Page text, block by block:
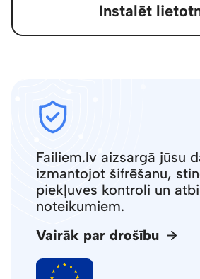
Instalēt
Failiem.lv aizsargā jūsu
izmantojot šifrēšanu,
piekļuves kontroli un
noteikumiem.
Vairāk par drošību